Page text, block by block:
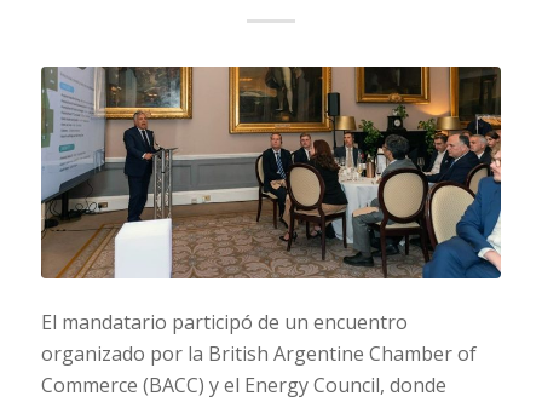
El mandatario participó de un encuentro
organizado por la British Argentine Chamber of
Commerce (BACC) y el Energy Council, donde